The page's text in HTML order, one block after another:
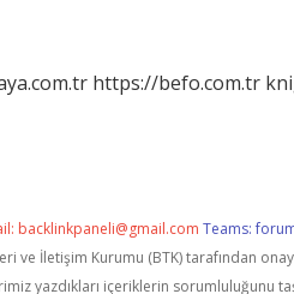
https://befo.com.tr
backlinkpaneli@gmail.com Teams:
ve İletişim Kurumu (BTK) tarafından
yazdıkları içeriklerin